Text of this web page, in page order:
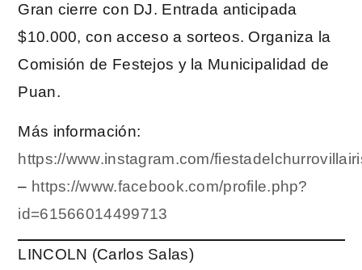
Gran cierre con DJ. Entrada anticipada
$10.000, con acceso a sorteos. Organiza la
Comisión de Festejos y la Municipalidad de
Puan.
Más información:
https://www.instagram.com/
– https://www.facebook.com/profile.php?
id=61566014499713
LINCOLN (Carlos Salas)